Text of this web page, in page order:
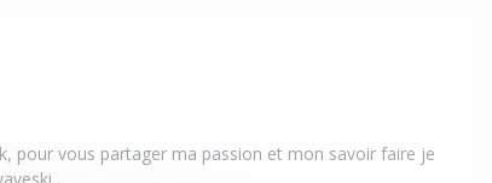
pour vous partager ma passion et mon savoir faire je